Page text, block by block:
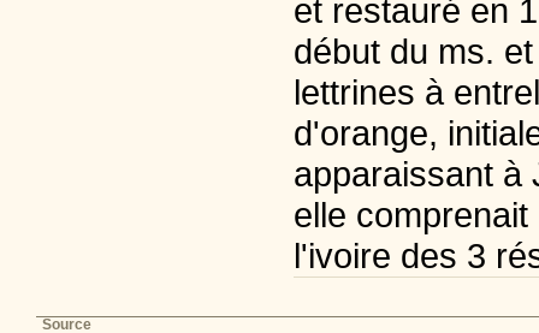
et restauré en
début du ms.
lettrines à
d'orange,
apparaissant à
elle
l'ivoire des 3
Source